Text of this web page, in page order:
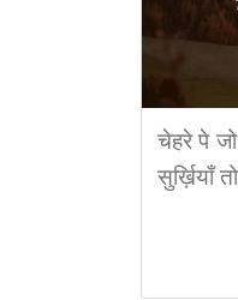
चेहरे पे
सुर्ख़ियाँ